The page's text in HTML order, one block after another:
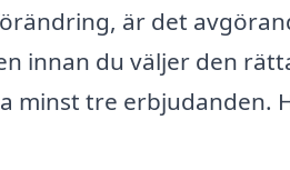
är det
innan du väljer den
minst tre erbjudanden.